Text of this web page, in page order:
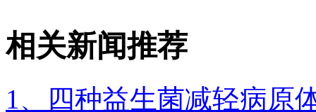
相关新闻推荐
1、四种益生菌减轻病原